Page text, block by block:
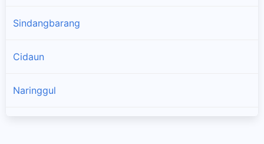
Sindangbarang
Cidaun
Naringgul